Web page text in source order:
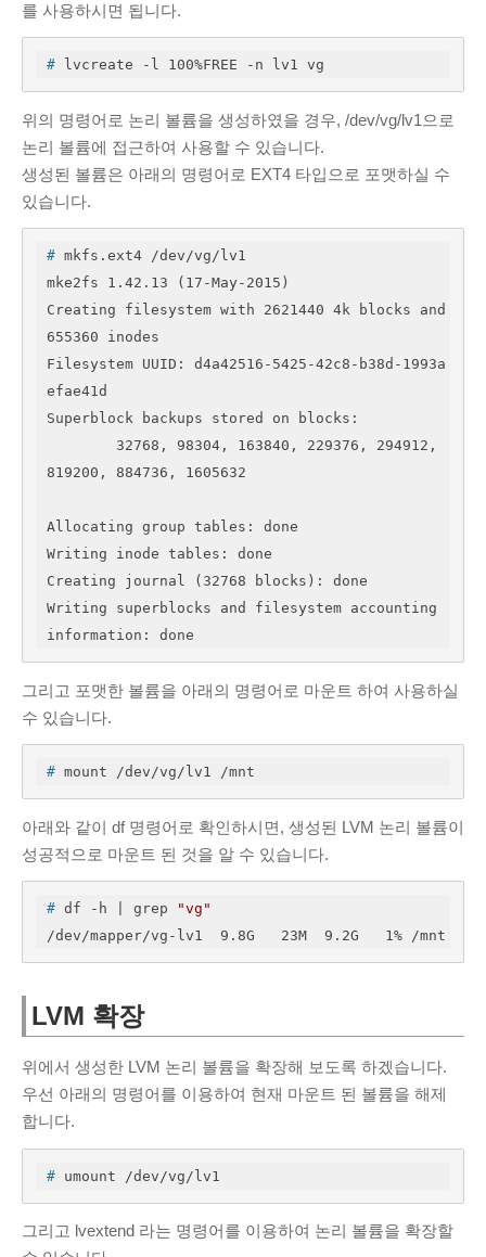
를 사용하시면 됩니다.
# lvcreate -l 100%FREE -n lv1 vg
위의 명령어로 논리 볼륨을 생성하였을 경우, /dev/vg/lv1으로
논리 볼륨에 접근하여 사용할 수 있습니다.
생성된 볼륨은 아래의 명령어로 EXT4 타입으로 포맷하실 수
있습니다.
# mkfs.ext4 /dev/vg/lv1
mke2fs 1.42.13 (17-May-2015)
Creating filesystem with 2621440 4k blocks and
655360 inodes
Filesystem UUID: d4a42516-5425-42c8-b38d-1993a
efae41d
Superblock backups stored on blocks:
819200, 884736, 1605632
Allocating group tables: done
Writing inode tables: done
Creating journal (32768 blocks): done
Writing superblocks and filesystem accounting
그리고 포맷한 볼륨을 아래의 명령어로 마운트 하여 사용하실
수 있습니다.
# mount /dev/vg/lv1 /mnt
아래와 같이 df 명령어로 확인하시면, 생성된 LVM 논리 볼륨이
성공적으로 마운트 된 것을 알 수 있습니다.
# df -h | grep
"vg"
LVM 확장
위에서 생성한 LVM 논리 볼륨을 확장해 보도록 하겠습니다.
우선 아래의 명령어를 이용하여 현재 마운트 된 볼륨을 해제
합니다.
# umount /dev/vg/lv1
그리고 lvextend 라는 명령어를 이용하여 논리 볼륨을 확장할